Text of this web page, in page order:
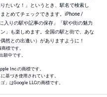
たいな！」というとき、駅名で検索し
とめてチェックできます。iPhone /
入りの駅や記事の保存」「駅や街の魅力
」も楽しめます。全国の駅と街で、あな
然との出逢い）がありますように！
標です。
願中です。
Inc.の商標です。
基づき使用されています。
」はGoogle LLCの商標です。